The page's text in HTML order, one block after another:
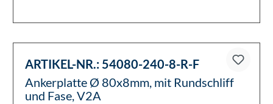
ARTIKEL-NR.: 54080-240-8-R-F
Ankerplatte Ø 80x8mm, mit Rundschliff
und Fase, V2A